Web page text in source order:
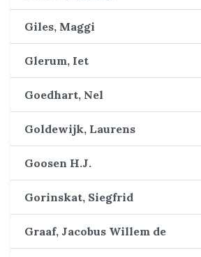
Giles, Maggi
Glerum, Iet
Goedhart, Nel
Goldewijk, Laurens
Goosen H.J.
Gorinskat, Siegfrid
Graaf, Jacobus Willem de